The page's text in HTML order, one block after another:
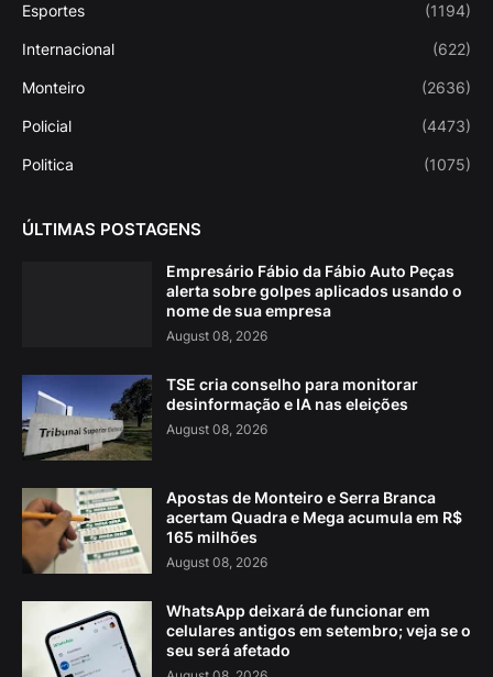
Esportes (1194)
Internacional (622)
Monteiro (2636)
Policial (4473)
Politica (1075)
ÚLTIMAS POSTAGENS
Empresário Fábio da Fábio Auto Peças
alerta sobre golpes aplicados usando o
nome de sua empresa
August 08, 2026
TSE cria conselho para monitorar
desinformação e IA nas eleições
August 08, 2026
Apostas de Monteiro e Serra Branca
acertam Quadra e Mega acumula em R$
165 milhões
August 08, 2026
WhatsApp deixará de funcionar em
celulares antigos em setembro; veja se o
seu será afetado